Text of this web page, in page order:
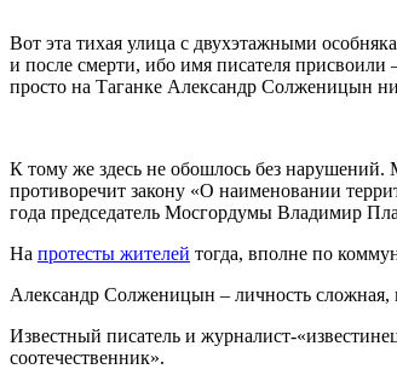
Вот эта тихая улица с двухэтажными
и после смерти, ибо имя писателя
просто на Таганке Александр Солженицын
К тому же здесь не обошлось без нарушений.
противоречит закону «О наименовании
года председатель Мосгордумы Владимир
На протесты жителей тогда, вполне по
Александр Солженицын – личность сложная,
Известный писатель и журналист-
соотечественник».